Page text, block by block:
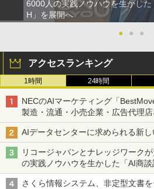
6000人の実践ノウハウを生かし
H」を展開へ
●
● ●
アクセスランキング
1時間 24時間
NECのAIマーケティング「
製造・流通・小売企業・広告代理
AIデータセンターに求められる新
リコージャパンとナレッジワーク
の実践ノウハウを生かした「AI商
さくら情報システム、非定型文書